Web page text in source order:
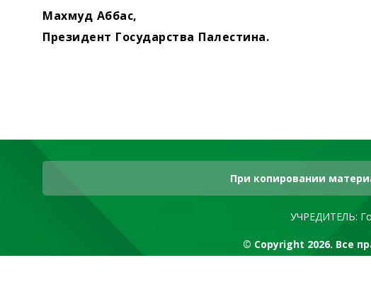
Махмуд Аббас,
Президент Государства Палестина.
При копировании
УЧРЕДИТЕЛЬ:
© Copyright 2026. Все